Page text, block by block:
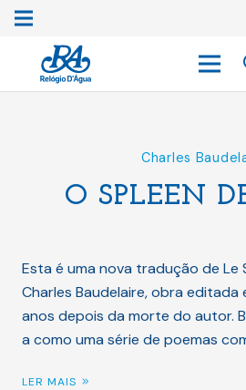
Charles
O SPLEEN
Esta é uma nova tradução de Le
Charles Baudelaire, obra editada
anos depois da morte do autor.
a como uma série de poemas
LER MAIS